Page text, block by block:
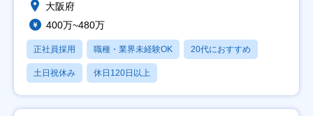
大阪府
400万~480万
正社員採用 職種・業界未経験OK 20代におすすめ
土日祝休み 休日120日以上